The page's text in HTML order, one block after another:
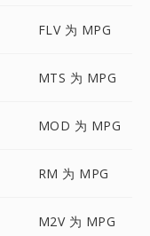
FLV 为 MPG
MTS 为 MPG
MOD 为 MPG
RM 为 MPG
M2V 为 MPG